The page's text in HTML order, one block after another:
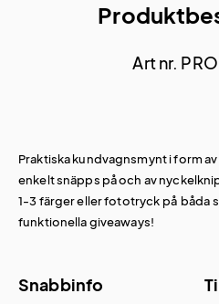
Art nr.
Praktiska kundvagnsmynt i form
enkelt snäpps på och av
1-3 färger eller fototryck på båda
funktionella giveaways!
Snabbinfo